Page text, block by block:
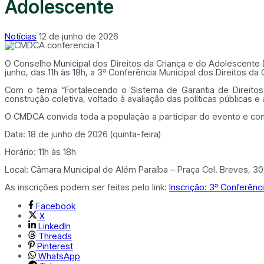
Adolescente
Notícias 12 de junho de 2026
O Conselho Municipal dos Direitos da Criança e do
junho, das 11h às 18h, a 3ª Conferência Municipal dos Direitos
Com o tema “Fortalecendo o Sistema de Garantia de
construção coletiva, voltado à avaliação das políticas públicas
O CMDCA convida toda a população a participar do evento e
Data: 18 de junho de 2026 (quinta-feira)
Horário: 11h às 18h
Local: Câmara Municipal de Além Paraíba – Praça Cel. Breves,
As inscrições podem ser feitas pelo link: Inscrição: 3ª
Facebook
X
LinkedIn
Threads
Pinterest
WhatsApp